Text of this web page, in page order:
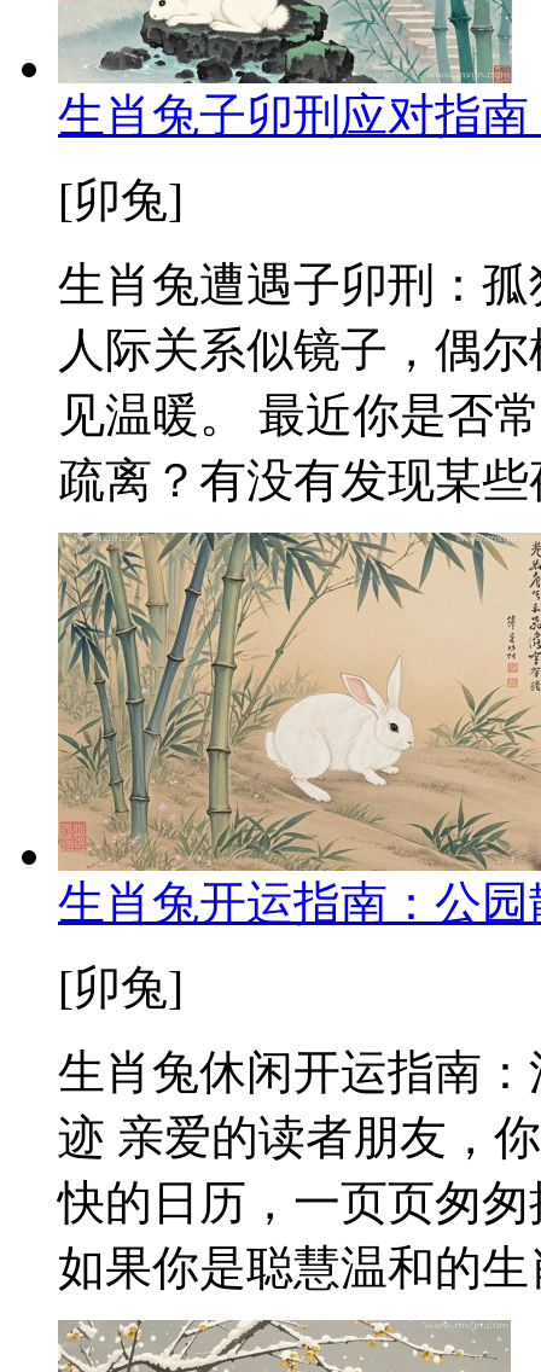
生肖兔子卯刑应对指
[卯兔]
生肖兔遭遇子卯刑：
人际关系似镜子，偶
见温暖。 最近你是否
疏离？有没有发现某
生肖兔开运指南：公
[卯兔]
生肖兔休闲开运指南
迹 亲爱的读者朋友，
快的日历，一页页匆
如果你是聪慧温和的